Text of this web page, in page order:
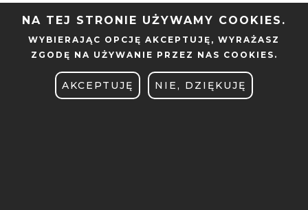
adres: ul. Jana Pawła II 28 , 61-139
Poznań (Budynek A11)
jakub.grzelak@put.poznan.pl
telefon: +48 61 665
2569
Strona w Informatorze
NA TEJ STRONIE UŻYWAMY COOKIES.
WYBIERAJĄC OPCJĘ AKCEPTUJĘ , WYRAŻASZ
ZGODĘ NA UŻYWANIE PRZEZ NAS COOKIES.
AKCEPTUJĘ NIE, DZIĘKUJĘ